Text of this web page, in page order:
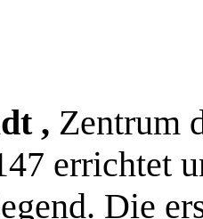
, Zentrum
errichtet
Die